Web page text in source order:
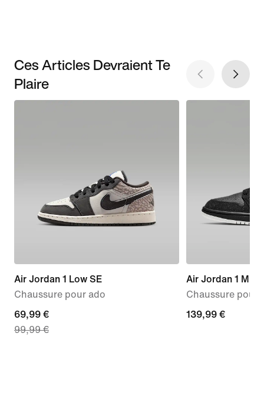
Ces Articles Devraient Te
Plaire
Air Jordan 1 Low SE
Chaussure pour ado
current
price
69,99 €
99,99 €
Air Jordan 1 Mid
Chaussure pour
139,99 €
139,99 €